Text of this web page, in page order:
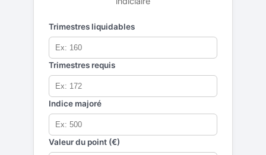
Trimestres liquidables
Trimestres requis
Indice majoré
Valeur du point (€)